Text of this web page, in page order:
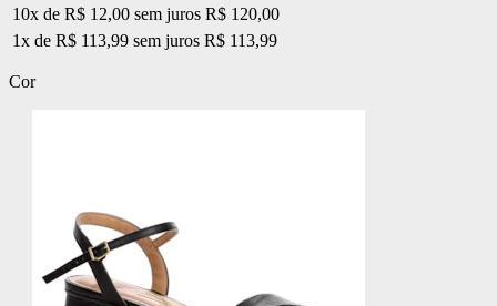
10x de R$ 12,00 sem juros R$ 120,00
1x de R$ 113,99 sem juros R$ 113,99
Cor